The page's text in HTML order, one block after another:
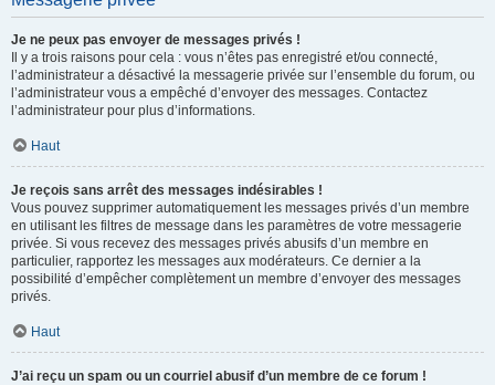
Je ne peux pas envoyer de messages privés !
Il y a trois raisons pour cela : vous n’êtes pas enregistré et/ou connecté,
l’administrateur a désactivé la messagerie privée sur l’ensemble du forum, ou
l’administrateur vous a empêché d’envoyer des messages. Contactez
l’administrateur pour plus d’informations.
Haut
Je reçois sans arrêt des messages indésirables !
Vous pouvez supprimer automatiquement les messages privés d’un membre
en utilisant les filtres de message dans les paramètres de votre messagerie
privée. Si vous recevez des messages privés abusifs d’un membre en
particulier, rapportez les messages aux modérateurs. Ce dernier a la
possibilité d’empêcher complètement un membre d’envoyer des messages
privés.
Haut
J’ai reçu un spam ou un courriel abusif d’un membre de ce forum !